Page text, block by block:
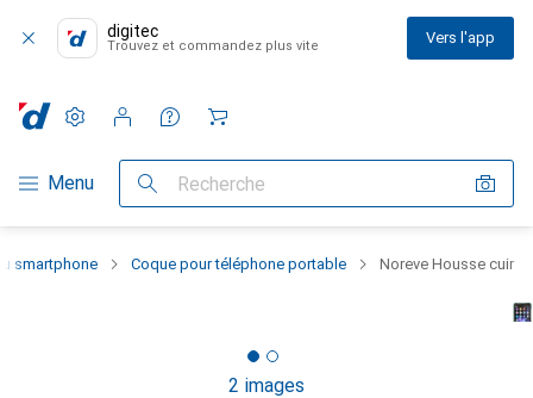
digitec
Trouvez et commandez plus vite Vers l'app
Navigation par catégorie
Menu Recherche
Paramètres
Compte client
Listes de comparaison
Listes d'envies
Panier
smartphone Coque pour téléphone portable Noreve Housse cuir
2 images